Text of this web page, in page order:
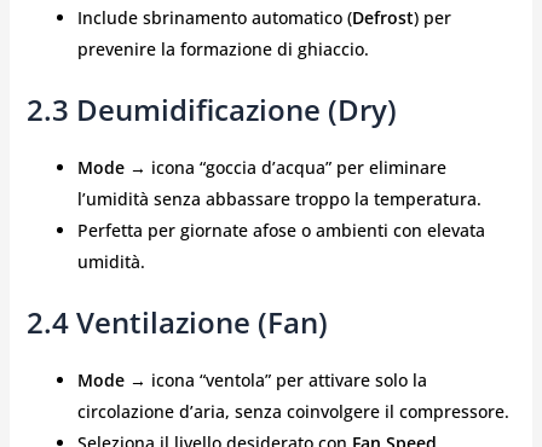
Include sbrinamento automatico (Defrost) per
prevenire la formazione di ghiaccio.
2.3 Deumidificazione (Dry)
Mode→ icona “goccia d’acqua” per eliminare
l’umidità senza abbassare troppo la temperatura.
Perfetta per giornate afose o ambienti con elevata
umidità.
2.4 Ventilazione (Fan)
Mode→ icona “ventola” per attivare solo la
circolazione d’aria, senza coinvolgere il compressore.